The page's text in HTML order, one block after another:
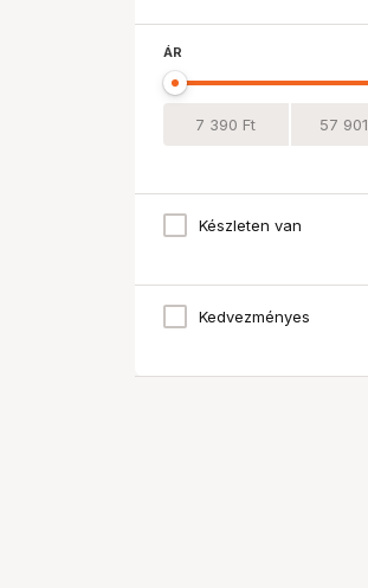
ÁR
Készleten van
Kedvezményes